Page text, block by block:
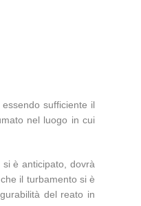
sufficiente il
nel luogo in cui
è anticipato, dovrà
il turbamento si è
del reato in